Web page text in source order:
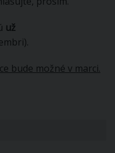
už
bude možné v marci.